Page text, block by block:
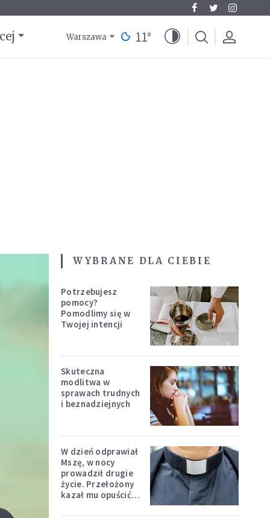
Warszawa 11°
WYBRANE DLA CIEBIE
Potrzebujesz
pomocy?
Pomodlimy się w
Twojej intencji
Skuteczna
modlitwa w
sprawach trudnych
i beznadziejnych
W dzień odprawiał
Mszę, w nocy
prowadził drugie
życie. Przełożony
kazał mu opuścić